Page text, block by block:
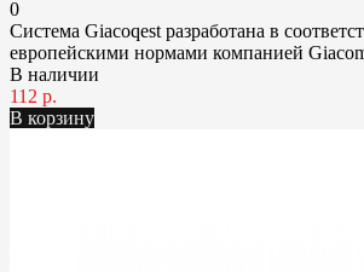
0
Система Giacoqest разработана в
европейскими нормами компанией
В наличии
112 р.
В корзину